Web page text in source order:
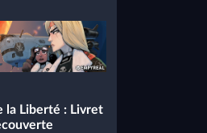
la Liberté : Livret